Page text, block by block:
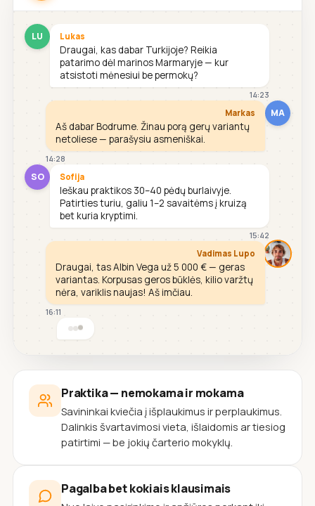
LU Lukas
Draugai, kas dabar Turkijoje? Reikia
patarimo dėl marinos Marmaryje — kur
atsistoti mėnesiui be permokų?
14:23
MA
Markas
Aš dabar Bodrume. Žinau porą gerų variantų
netoliese — parašysiu asmeniškai.
14:28
SO Sofija
Ieškau praktikos 30–40 pėdų burlaivyje.
Patirties turiu, galiu 1–2 savaitėms į kruizą
bet kuria kryptimi.
15:42
Vadimas Lupo
Draugai, tas Albin Vega už 5 000 € — geras
variantas. Korpusas geros būklės, kilio varžtų
nėra, variklis naujas! Aš imčiau.
16:11
Praktika — nemokama ir mokama
Savininkai kviečia į išplaukimus ir perplaukimus.
Dalinkis švartavimosi vieta, išlaidomis ar tiesiog
patirtimi — be jokių čarterio mokyklų.
Pagalba bet kokiais klausimais